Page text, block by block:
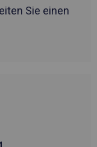
Sie einen